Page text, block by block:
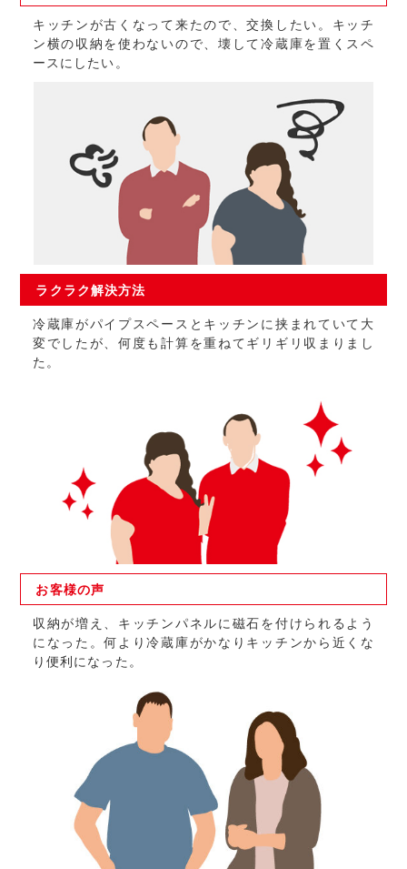
キッチンが古くなって来たので、交換したい。キッチ
ン横の収納を使わないので、壊して冷蔵庫を置くスペ
ースにしたい。
ラクラク解決方法
冷蔵庫がパイプスペースとキッチンに挟まれていて大
変でしたが、何度も計算を重ねてギリギリ収まりまし
た。
お客様の声
収納が増え、キッチンパネルに磁石を付けられるよう
になった。何より冷蔵庫がかなりキッチンから近くな
り便利になった。